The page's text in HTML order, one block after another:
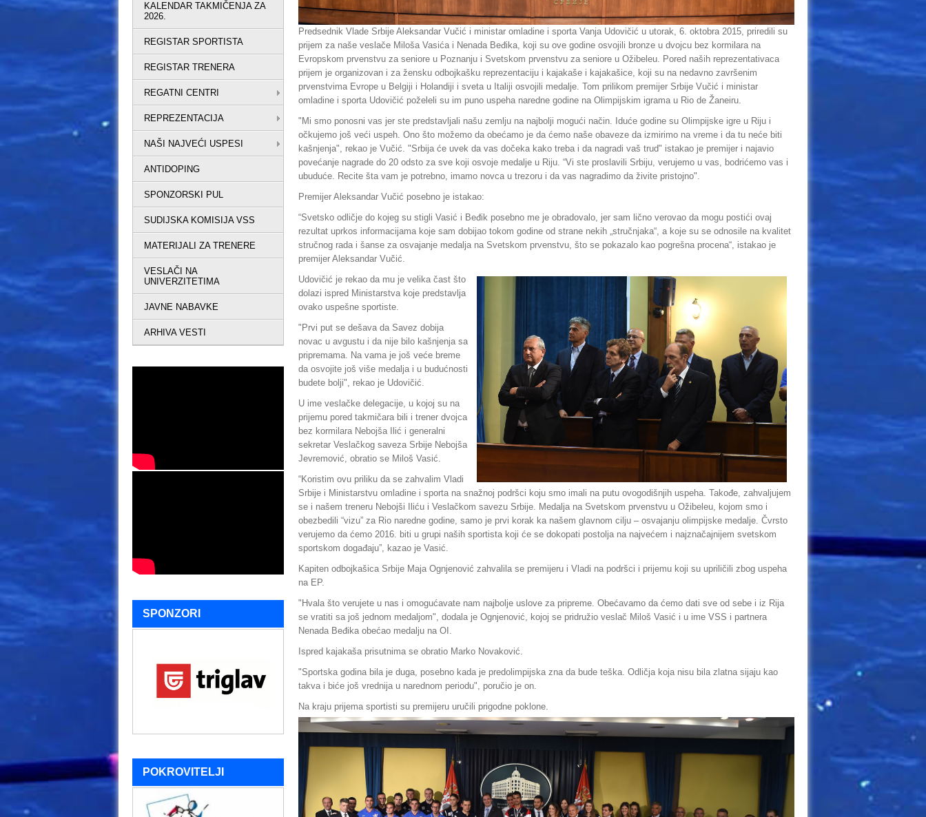
Predsednik Vlade Srbije Aleksandar Vučić i ministar omladine i sporta Vanja Udovičić u utorak, 6. oktobra 2015, priredili su
prijem za naše veslače Miloša Vasića i Nenada Beđika, koji su ove godine osvojili bronze u dvojcu bez kormilara na
Evropskom prvenstvu za seniore u Poznanju i Svetskom prvenstvu za seniore u Ožibeleu. Pored naših reprezentativaca
prijem je organizovan i za žensku odbojkašku reprezentaciju i kajakaše i kajakašice, koji su na nedavno završenim
prvenstvima Evrope u Belgiji i Holandiji i sveta u Italiji osvojili medalje. Tom prilikom premijer Srbije Vučić i ministar
omladine i sporta Udovičić poželeli su im puno uspeha naredne godine na Olimpijskim igrama u Rio de Žaneiru.
"Mi smo ponosni vas jer ste predstavljali našu zemlju na najbolji mogući način. Iduće godine su Olimpijske igre u Riju i
očkujemo još veći uspeh. Ono što možemo da obećamo je da ćemo naše obaveze da izmirimo na vreme i da tu neće biti
kašnjenja", rekao je Vučić. "Srbija će uvek da vas dočeka kako treba i da nagradi vaš trud" istakao je premijer i najavio
povećanje nagrade do 20 odsto za sve koji osvoje medalje u Riju. “Vi ste proslavili Srbiju, verujemo u vas, bodrićemo vas i
ubuduće. Recite šta vam je potrebno, imamo novca u trezoru i da vas nagradimo da živite pristojno".
Premijer Aleksandar Vučić posebno je istakao:
“Svetsko odličje do kojeg su stigli Vasić i Beđik posebno me je obradovalo, jer sam lično verovao da mogu postići ovaj
rezultat uprkos informacijama koje sam dobijao tokom godine od strane nekih „stručnjaka“, a koje su se odnosile na kvalitet
stručnog rada i šanse za osvajanje medalja na Svetskom prvenstvu, što se pokazalo kao pogrešna procena“, istakao je
premijer Aleksandar Vučić.
Udovičić je rekao da mu je velika čast što
dolazi ispred Ministarstva koje predstavlja
ovako uspešne sportiste.
"Prvi put se dešava da Savez dobija
novac u avgustu i da nije bilo kašnjenja sa
pripremama. Na vama je još veće breme
da osvojite još više medalja i u budućnosti
budete bolji", rekao je Udovičić.
U ime veslačke delegacije, u kojoj su na
prijemu pored takmičara bili i trener dvojca
bez kormilara Nebojša Ilić i generalni
sekretar Veslačkog saveza Srbije Nebojša
Jevremović, obratio se Miloš Vasić.
“Koristim ovu priliku da se zahvalim Vladi
Srbije i Ministarstvu omladine i sporta na snažnoj podršci koju smo imali na putu ovogodišnjih uspeha. Takođe, zahvaljujem
se i našem treneru Nebojši Iliću i Veslačkom savezu Srbije. Medalja na Svetskom prvenstvu u Ožibeleu, kojom smo i
obezbedili “vizu” za Rio naredne godine, samo je prvi korak ka našem glavnom cilju – osvajanju olimpijske medalje. Čvrsto
verujemo da ćemo 2016. biti u grupi naših sportista koji će se dokopati postolja na najvećem i najznačajnijem svetskom
sportskom događaju”, kazao je Vasić.
Kapiten odbojkašica Srbije Maja Ognjenović zahvalila se premijeru i Vladi na podršci i prijemu koji su upriličili zbog uspeha
na EP.
"Hvala što verujete u nas i omogućavate nam najbolje uslove za pripreme. Obećavamo da ćemo dati sve od sebe i iz Rija
se vratiti sa još jednom medaljom", dodala je Ognjenović, kojoj se pridružio veslač Miloš Vasić i u ime VSS i partnera
Nenada Beđika obećao medalju na OI.
Ispred kajakaša prisutnima se obratio Marko Novaković.
"Sportska godina bila je duga, posebno kada je predolimpijska zna da bude teška. Odličja koja nisu bila zlatna sijaju kao
takva i biće još vrednija u narednom periodu", poručio je on.
Na kraju prijema sportisti su premijeru uručili prigodne poklone.
KALENDAR TAKMIČENJA ZA
2026.
REGISTAR SPORTISTA
REGISTAR TRENERA
REGATNI CENTRI
REPREZENTACIJA
NAŠI NAJVEĆI USPESI
ANTIDOPING
SPONZORSKI PUL
SUDIJSKA KOMISIJA VSS
MATERIJALI ZA TRENERE
VESLAČI NA
UNIVERZITETIMA
JAVNE NABAVKE
ARHIVA VESTI
SPONZORI
POKROVITELJI